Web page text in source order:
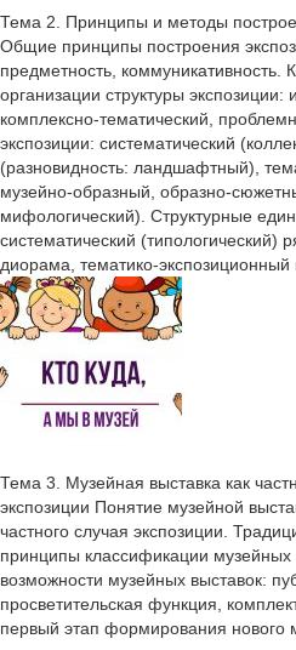
Тема 2. Принципы и методы
Общие принципы построения
предметность, коммуникативность.
организации структуры экспозиции:
комплексно-тематический,
экспозиции: систематический
(разновидность: ландшафтный),
музейно-образный, образно-
мифологический). Структурные
систематический (типологический)
диорама, тематико-экспозиционный
Тема 3. Музейная выставка как
экспозиции Понятие музейной
частного случая экспозиции.
принципы классификации
возможности музейных выставок:
просветительская функция,
первый этап формирования нового